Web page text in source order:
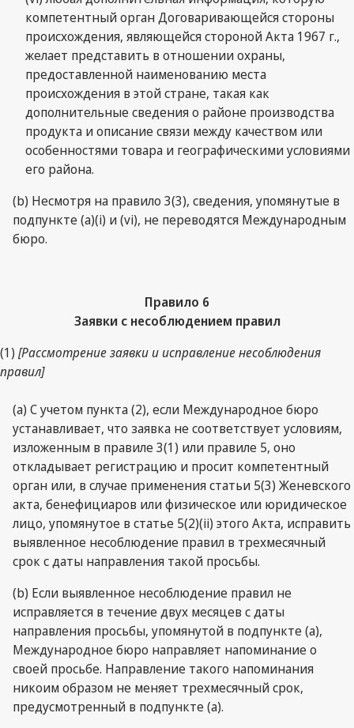
компетентный орган Договаривающейся стороны
происхождения, являющейся стороной Акта 1967 г.,
желает представить в отношении охраны,
предоставленной наименованию места
происхождения в этой стране, такая как
дополнительные сведения о районе производства
продукта и описание связи между качеством или
особенностями товара и географическими условиями
его района.
(b) Несмотря на правило 3(3), сведения, упомянутые в
подпункте (a)(i) и (vi), не переводятся Международным
бюро.
Правило 6
Заявки с несоблюдением правил
(1) [Рассмотрение заявки и исправление несоблюдения
правил]
(a) С учетом пункта (2), если Международное бюро
устанавливает, что заявка не соответствует условиям,
изложенным в правиле 3(1) или правиле 5, оно
откладывает регистрацию и просит компетентный
орган или, в случае применения статьи 5(3) Женевского
акта, бенефициаров или физическое или юридическое
лицо, упомянутое в статье 5(2)(ii) этого Акта, исправить
выявленное несоблюдение правил в трехмесячный
срок с даты направления такой просьбы.
(b) Если выявленное несоблюдение правил не
исправляется в течение двух месяцев с даты
направления просьбы, упомянутой в подпункте (a),
Международное бюро направляет напоминание о
своей просьбе. Направление такого напоминания
никоим образом не меняет трехмесячный срок,
предусмотренный в подпункте (a).